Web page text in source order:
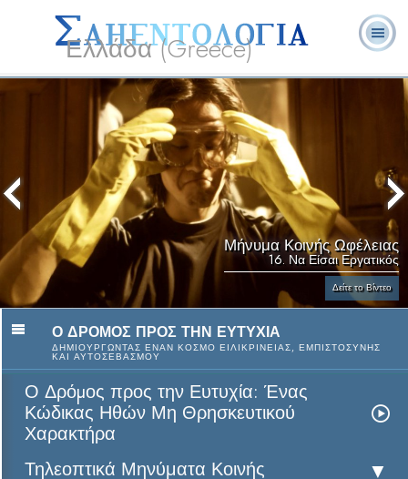
Ελλάδα (Greece)
Χάμπαρντ
Τι είναι η
Σαηεντολογία;
Εθελοντές
Λειτουργοί
Συχνές Ερωτήσεις
Μήνυμα Κοινής Ωφέλειας
16. Να Είσαι Εργατικός
Δείτε το Βίντεο
Ο ΔΡΟΜΟΣ ΠΡΟΣ ΤΗΝ ΕΥΤΥΧΙΑ
ΔΗΜΙΟΥΡΓΩΝΤΑΣ ΕΝΑΝ ΚΟΣΜΟ ΕΙΛΙΚΡΙΝΕΙΑΣ, ΕΜΠΙΣΤΟΣΥΝΗΣ
ΚΑΙ ΑΥΤΟΣΕΒΑΣΜΟΥ
Ο Δρόµος προς την Ευτυχία: Ένας
Κώδικας Ηθών Μη Θρησκευτικού
Χαρακτήρα
Τηλεοπτικά Μηνύματα Κοινής